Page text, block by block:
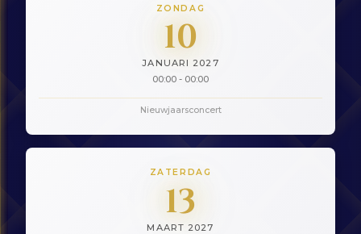
ZONDAG
10
JANUARI 2027
00:00 - 00:00
Nieuwjaarsconcert
ZATERDAG
13
MAART 2027